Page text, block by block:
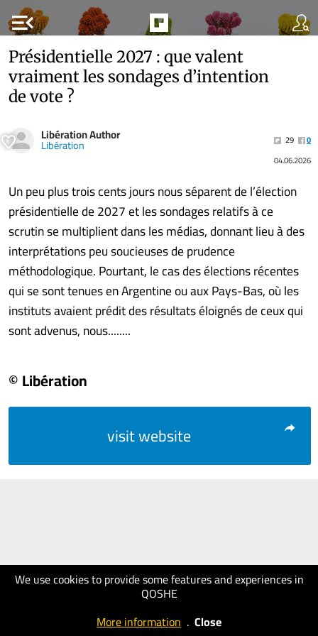
menu_open
We use cookies to provide some features and experiences in
QOSHE
More information . Close
Présidentielle 2027 : que valent
vraiment les sondages d’intention
de vote ?
Libération Author
Libération 29
0
04.06.2026
Un peu plus trois cents jours nous séparent de l’élection
présidentielle de 2027 et les sondages relatifs à ce
scrutin se multiplient dans les médias, donnant lieu à des
interprétations peu soucieuses de prudence
méthodologique. Pourtant, le cas des élections récentes
qui se sont tenues en Argentine ou aux Pays-Bas, où les
instituts avaient prédit des résultats éloignés de ceux qui
sont advenus, nous........
© Libération
visit website